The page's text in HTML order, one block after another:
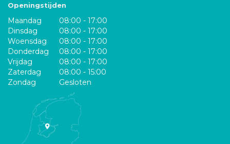
Openingstijden
Maandag
08:00 - 17:00
Dinsdag
08:00 - 17:00
Woensdag
08:00 - 17:00
Donderdag
08:00 - 17:00
Vrijdag
08:00 - 17:00
Zaterdag
08:00 - 15:00
Zondag
Gesloten